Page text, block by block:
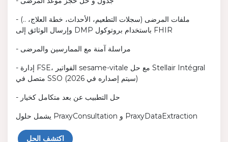
- ملفات المرضى (سجلات التطعيم، الأحداث، خطة العلاج، ..)
وإرسال الوثائق إلى DMP باستخدام بروتوكول FHIR
- مراسلة آمنة مع الممارسين والمرضى
- إدارة FSE، الفواتير sesame-vitale مع حل Stellair Intégral
متصل في SSO (سيتم إصداره في 2026)
- حل التطبيب عن بعد متكامل كخيار
يشمل حلول PraxyConsultation و PraxyDataExtraction
اكتشف الحل